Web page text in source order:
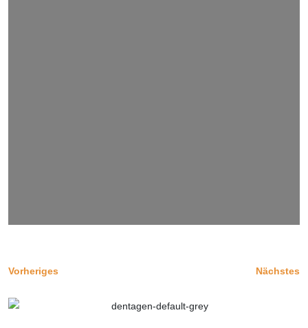
Vorheriges Nächstes